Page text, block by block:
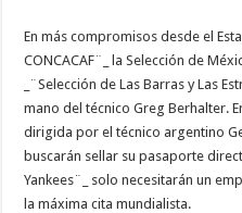
En más compromisos desde el
CONCACAF¨_ la Selección de
_¨Selección de Las Barras y Las
mano del técnico Greg Berhalter.
dirigida por el técnico argentino
buscarán sellar su pasaporte
Yankees¨_ solo necesitarán un
la máxima cita mundialista.